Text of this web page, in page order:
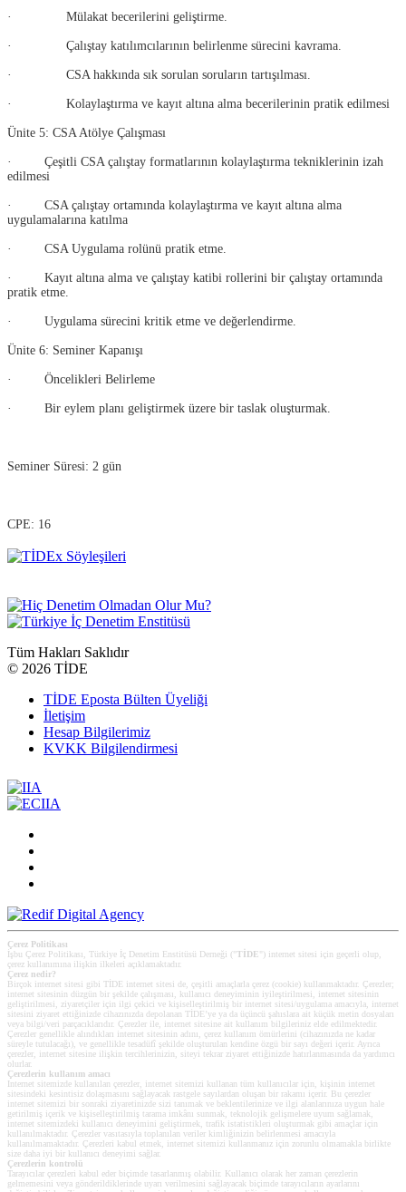
· Mülakat becerilerini geliştirme.
· Çalıştay katılımcılarının belirlenme sürecini kavrama.
· CSA hakkında sık sorulan soruların tartışılması.
· Kolaylaştırma ve kayıt altına alma becerilerinin pratik edilmesi
Ünite 5: CSA Atölye Çalışması
· Çeşitli CSA çalıştay formatlarının kolaylaştırma tekniklerinin izah
edilmesi
· CSA çalıştay ortamında kolaylaştırma ve kayıt altına alma
uygulamalarına katılma
· CSA Uygulama rolünü pratik etme.
· Kayıt altına alma ve çalıştay katibi rollerini bir çalıştay ortamında
pratik etme.
· Uygulama sürecini kritik etme ve değerlendirme.
Ünite 6: Seminer Kapanışı
· Öncelikleri Belirleme
· Bir eylem planı geliştirmek üzere bir taslak oluşturmak.
Seminer Süresi: 2 gün
CPE: 16
Tüm Hakları Saklıdır
© 2026 TİDE
TİDE Eposta Bülten Üyeliği
İletişim
Hesap Bilgilerimiz
KVKK Bilgilendirmesi
Çerez Politikası
İşbu Çerez Politikası, Türkiye İç Denetim Enstitüsü Derneği (" TİDE ") internet sitesi için geçerli olup,
çerez kullanımına ilişkin ilkeleri açıklamaktadır.
Çerez nedir?
Birçok internet sitesi gibi TİDE internet sitesi de, çeşitli amaçlarla çerez (cookie) kullanmaktadır. Çerezler;
internet sitesinin düzgün bir şekilde çalışması, kullanıcı deneyiminin iyileştirilmesi, internet sitesinin
geliştirilmesi, ziyaretçiler için ilgi çekici ve kişiselleştirilmiş bir internet sitesi/uygulama amacıyla, internet
sitesini ziyaret ettiğinizde cihazınızda depolanan TİDE’ye ya da üçüncü şahıslara ait küçük metin dosyaları
veya bilgi/veri parçacıklarıdır. Çerezler ile, internet sitesine ait kullanım bilgileriniz elde edilmektedir.
Çerezler genellikle alındıkları internet sitesinin adını, çerez kullanım ömürlerini (cihazınızda ne kadar
süreyle tutulacağı), ve genellikle tesadüfî şekilde oluşturulan kendine özgü bir sayı değeri içerir. Ayrıca
çerezler, internet sitesine ilişkin tercihlerinizin, siteyi tekrar ziyaret ettiğinizde hatırlanmasında da yardımcı
olurlar.
Çerezlerin kullanım amacı
Internet sitemizde kullanılan çerezler, internet sitemizi kullanan tüm kullanıcılar için, kişinin internet
sitesindeki kesintisiz dolaşmasını sağlayacak rastgele sayılardan oluşan bir rakamı içerir. Bu çerezler
internet sitemizi bir sonraki ziyaretinizde sizi tanımak ve beklentilerinize ve ilgi alanlarınıza uygun hale
getirilmiş içerik ve kişiselleştirilmiş tarama imkânı sunmak, teknolojik gelişmelere uyum sağlamak,
internet sitemizdeki kullanıcı deneyimini geliştirmek, trafik istatistikleri oluşturmak gibi amaçlar için
kullanılmaktadır. Çerezler vasıtasıyla toplanılan veriler kimliğinizin belirlenmesi amacıyla
kullanılmamaktadır. Çerezleri kabul etmek, internet sitemizi kullanmanız için zorunlu olmamakla birlikte
size daha iyi bir kullanıcı deneyimi sağlar.
Çerezlerin kontrolü
Tarayıcılar çerezleri kabul eder biçimde tasarlanmış olabilir. Kullanıcı olarak her zaman çerezlerin
gelmemesini veya gönderildiklerinde uyarı verilmesini sağlayacak biçimde tarayıcıların ayarlarını